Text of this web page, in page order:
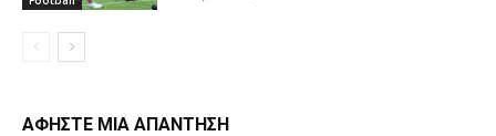
ΑΦΗΣΤΕ ΜΙΑ ΑΠΑΝΤΗΣΗ